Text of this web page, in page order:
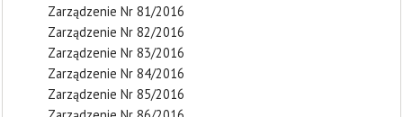
Zarządzenie Nr 81/2016
Zarządzenie Nr 82/2016
Zarządzenie Nr 83/2016
Zarządzenie Nr 84/2016
Zarządzenie Nr 85/2016